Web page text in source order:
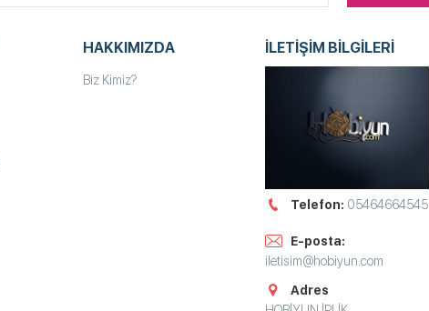
HAKKIMIZDA
Biz Kimiz?
İLETİŞİM BİLGİLERİ
Telefon: 05464664545
E-posta:
iletisim@hobiyun.com
Adres